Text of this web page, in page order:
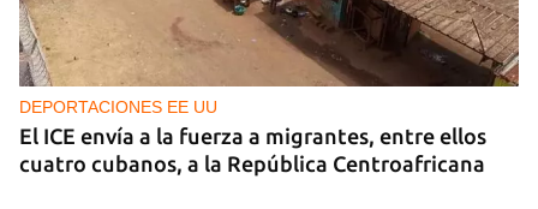
DEPORTACIONES EE UU
El ICE envía a la fuerza a migrantes, entre ellos
cuatro cubanos, a la República Centroafricana